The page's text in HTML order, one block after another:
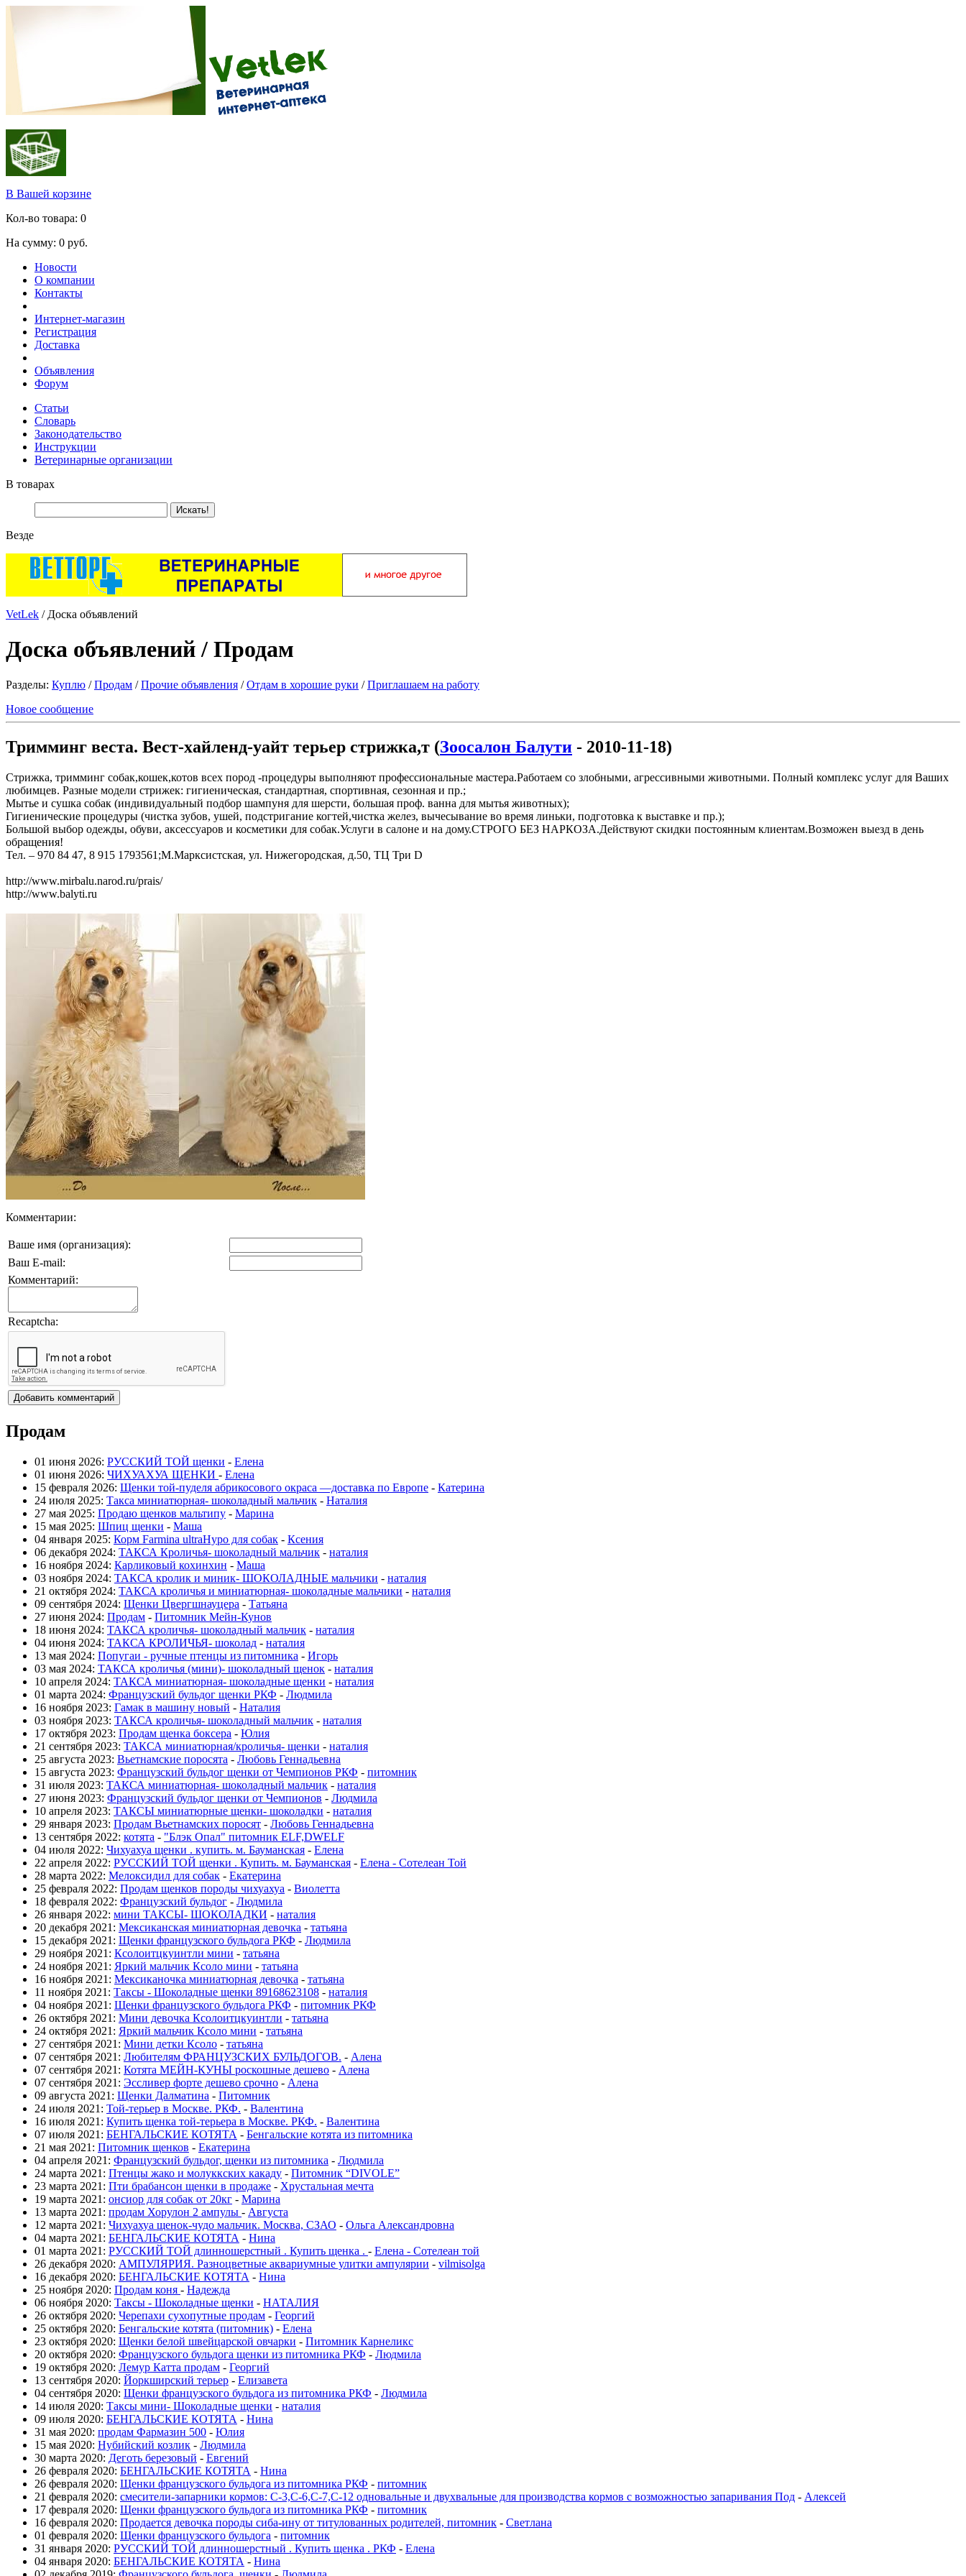
В Вашей корзине
Кол-во товара: 0
На сумму: 0 руб.
Новости
О компании
Контакты
Интернет-магазин
Регистрация
Доставка
Объявления
Форум
Статьи
Словарь
Законодательство
Инструкции
Ветеринарные организации
В товарах
Везде
VetLek / Доска объявлений
Доска объявлений / Продам
Разделы: Куплю /Продам /Прочие объявления /Отдам в хорошие руки /Приглашаем на работу
Новое сообщение
Тримминг веста. Вест-хайленд-уайт терьер стрижка,т (Зоосалон Балути - 2010-11-18)
Стрижка, тримминг собак,кошек,котов всех пород -процедуры выполняют профессиональные мастера.Работаем со злобными, агрессивными животными. Полный комплекс услуг для Ваших
любимцев. Разные модели стрижек: гигиеническая, стандартная, спортивная, сезонная и пр.;
Мытье и сушка собак (индивидуальный подбор шампуня для шерсти, большая проф. ванна для мытья животных);
Гигиенические процедуры (чистка зубов, ушей, подстригание когтей,чистка желез, вычесывание во время линьки, подготовка к выставке и пр.);
Большой выбор одежды, обуви, аксессуаров и косметики для собак.Услуги в салоне и на дому.СТРОГО БЕЗ НАРКОЗА.Действуют скидки постоянным клиентам.Возможен выезд в день
обращения!
Тел. – 970 84 47, 8 915 1793561;М.Марксистская, ул. Нижегородская, д.50, ТЦ Три D
http://www.mirbalu.narod.ru/prais/
http://www.balyti.ru
Комментарии:
Ваше имя (организация):
Ваш E-mail:
Комментарий:
Recaptcha:
Продам
01 июня 2026: РУССКИЙ ТОЙ щенки - Елена
01 июня 2026: ЧИХУАХУА ЩЕНКИ - Елена
15 февраля 2026: Щенки той-пуделя абрикосового окраса —доставка по Европе - Катерина
24 июля 2025: Такса миниатюрная- шоколадный мальчик - Наталия
27 мая 2025: Продаю щенков мальтипу - Марина
15 мая 2025: Шпиц щенки - Маша
04 января 2025: Корм Farmina ultraHypo для собак - Ксения
06 декабря 2024: ТАКСА Кроличья- шоколадный мальчик - наталия
16 ноября 2024: Карликовый кохинхин - Маша
03 ноября 2024: ТАКСА кролик и миник- ШОКОЛАДНЫЕ мальчики - наталия
21 октября 2024: ТАКСА кроличья и миниатюрная- шоколадные мальчики - наталия
09 сентября 2024: Щенки Цвергшнауцера - Татьяна
27 июня 2024: Продам - Питомник Мейн-Кунов
18 июня 2024: ТАКСА кроличья- шоколадный мальчик - наталия
04 июня 2024: ТАКСА КРОЛИЧЬЯ- шоколад - наталия
13 мая 2024: Попугаи - ручные птенцы из питомника - Игорь
03 мая 2024: ТАКСА кроличья (мини)- шоколадный щенок - наталия
10 апреля 2024: ТАКСА миниатюрная- шоколадные щенки - наталия
01 марта 2024: Французский бульдог щенки РКФ - Людмила
16 ноября 2023: Гамак в машину новый - Наталия
03 ноября 2023: ТАКСА кроличья- шоколадный мальчик - наталия
17 октября 2023: Продам щенка боксера - Юлия
21 сентября 2023: ТАКСА миниатюрная/кроличья- щенки - наталия
25 августа 2023: Вьетнамские поросята - Любовь Геннадьевна
15 августа 2023: Французский бульдог щенки от Чемпионов РКФ - питомник
31 июля 2023: ТАКСА миниатюрная- шоколадный мальчик - наталия
27 июня 2023: Французский бульдог щенки от Чемпионов - Людмила
10 апреля 2023: ТАКСЫ миниатюрные щенки- шоколадки - наталия
29 января 2023: Продам Вьетнамских поросят - Любовь Геннадьевна
13 сентября 2022: котята - "Блэк Опал" питомник ELF,DWELF
04 июля 2022: Чихуахуа щенки . купить. м. Бауманская - Елена
22 апреля 2022: РУССКИЙ ТОЙ щенки . Купить. м. Бауманская - Елена - Сотелеан Той
28 марта 2022: Мелоксидил для собак - Екатерина
25 февраля 2022: Продам щенков породы чихуахуа - Виолетта
18 февраля 2022: Французский бульдог - Людмила
26 января 2022: мини ТАКСЫ- ШОКОЛАДКИ - наталия
20 декабря 2021: Мексиканская миниатюрная девочка - татьяна
15 декабря 2021: Щенки французского бульдога РКФ - Людмила
29 ноября 2021: Ксолоитцкуинтли мини - татьяна
24 ноября 2021: Яркий мальчик Ксоло мини - татьяна
16 ноября 2021: Мексиканочка миниатюрная девочка - татьяна
11 ноября 2021: Таксы - Шоколадные щенки 89168623108 - наталия
04 ноября 2021: Щенки французского бульдога РКФ - питомник РКФ
26 октября 2021: Мини девочка Ксолоитцкуинтли - татьяна
24 октября 2021: Яркий мальчик Ксоло мини - татьяна
27 сентября 2021: Мини детки Ксоло - татьяна
07 сентября 2021: Любителям ФРАНЦУЗСКИХ БУЛЬДОГОВ. - Алена
07 сентября 2021: Котята МЕЙН-КУНЫ роскошные дешево - Алена
07 сентября 2021: Эссливер форте дешево срочно - Алена
09 августа 2021: Щенки Далматина - Питомник
24 июля 2021: Той-терьер в Москве. РКФ. - Валентина
16 июля 2021: Купить щенка той-терьера в Москве. РКФ. - Валентина
07 июля 2021: БЕНГАЛЬСКИЕ КОТЯТА - Бенгальские котята из питомника
21 мая 2021: Питомник щенков - Екатерина
04 апреля 2021: Французский бульдог, щенки из питомника - Людмила
24 марта 2021: Птенцы жако и молуккских какаду - Питомник “DIVOLE”
23 марта 2021: Пти брабансон щенки в продаже - Хрустальная мечта
19 марта 2021: онсиор для собак от 20кг - Марина
13 марта 2021: продам Хорулон 2 ампулы - Августа
12 марта 2021: Чихуахуа щенок-чудо мальчик. Москва, СЗАО - Ольга Александровна
04 марта 2021: БЕНГАЛЬСКИЕ КОТЯТА - Нина
01 марта 2021: РУССКИЙ ТОЙ длинношерстный . Купить щенка . - Елена - Сотелеан той
26 декабря 2020: АМПУЛЯРИЯ. Разноцветные аквариумные улитки ампулярии - vilmisolga
16 декабря 2020: БЕНГАЛЬСКИЕ КОТЯТА - Нина
25 ноября 2020: Продам коня - Надежда
06 ноября 2020: Таксы - Шоколадные щенки - НАТАЛИЯ
26 октября 2020: Черепахи сухопутные продам - Георгий
25 октября 2020: Бенгальские котята (питомник) - Елена
23 октября 2020: Щенки белой швейцарской овчарки - Питомник Карнеликс
20 октября 2020: Французского бульдога щенки из питомника РКФ - Людмила
19 октября 2020: Лемур Катта продам - Георгий
13 сентября 2020: Йоркширский терьер - Елизавета
04 сентября 2020: Щенки французского бульдога из питомника РКФ - Людмила
14 июля 2020: Таксы мини- Шоколадные щенки - наталия
09 июля 2020: БЕНГАЛЬСКИЕ КОТЯТА - Нина
31 мая 2020: продам Фармазин 500 - Юлия
15 мая 2020: Нубийский козлик - Людмила
30 марта 2020: Деготь березовый - Евгений
26 февраля 2020: БЕНГАЛЬСКИЕ КОТЯТА - Нина
26 февраля 2020: Щенки французского бульдога из питомника РКФ - питомник
21 февраля 2020: смесители-запарники кормов: С-3,С-6,С-7,С-12 одновальные и двухвальные для производства кормов с возможностью запаривания Под - Алексей
17 февраля 2020: Щенки французского бульдога из питомника РКФ - питомник
16 февраля 2020: Продается девочка породы сиба-ину от титулованных родителей, питомник - Светлана
01 февраля 2020: Щенки французского бульдога - питомник
31 января 2020: РУССКИЙ ТОЙ длинношерстный . Купить щенка . РКФ - Елена
04 января 2020: БЕНГАЛЬСКИЕ КОТЯТА - Нина